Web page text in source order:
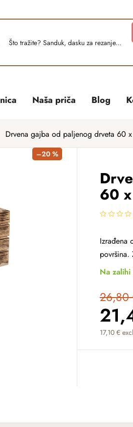
Naša priča Blog
Drvena gajba od paljenog drveta 60
60
Izrađena
površina.
Na zalihi
26,80
17,10 €
Measure
–20 %